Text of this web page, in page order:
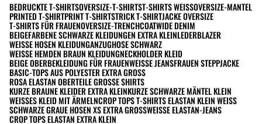
BEDRUCKTE T-SHIRTSOVERSIZE-T-SHIRTST-SHIRTS WEISS OVERSIZE-MANTEL
PRINTED T-SHIRTPRINT T-SHIRTSTRICK T-SHIRTJACKE OVERSIZE
T-SHIRTS FÜR FRAUENOVERSIZE-TRENCHCOATWIDE DENIM
BEIGEFARBENE SCHWARZE KLEIDUNGEN EXTRA KLEINLEDERBLAZER
WEISSE HOSEN KLEIDUNG ANZUGHOSE SCHWARZ
WEISSE HEMDEN BRAUN KLEIDUNG NECKHOLDER KLEID
BEIGE OBERBEKLEIDUNG FÜR FRAUENWEISSE JEANS FRAUEN STEPPJACKE
BASIC-TOPS AUS POLYESTER EXTRA GROSS
ROSA ELASTAN OBERTEILE GROSSE SHIRTS
KURZE BRAUNE KLEIDER EXTRA KLEINKURZE SCHWARZE MÄNTEL KLEIN
WEISSES KLEID MIT ÄRMELN CROP TOPS T-SHIRTS ELASTAN KLEIN WEISS
SCHWARZE GRAUE HOSEN XS EXTRA GROSS WEISSE ELASTAN-JEANS
CROP TOPS ELASTAN EXTRA KLEIN